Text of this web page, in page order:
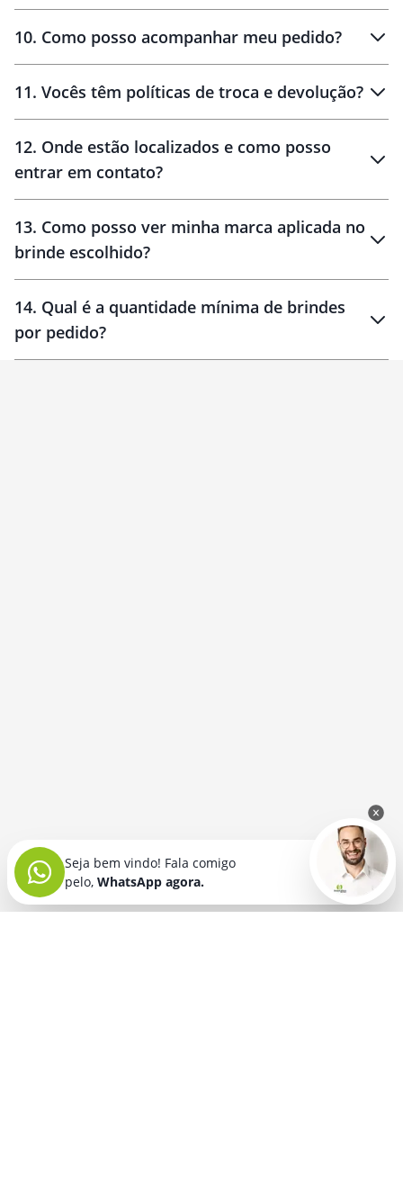
amostras
10. Como posso acompanhar meu pedido?
11. Vocês têm políticas de troca e devolução?
30 dias
12. Onde estão localizados e como posso
entrar em contato?
13. Como posso ver minha marca aplicada no
brinde escolhido?
14. Qual é a quantidade mínima de brindes
por pedido?
Seja bem vindo! Fala comigo
pelo, WhatsApp agora.